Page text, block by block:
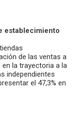
establecimiento
de las ventas a
la trayectoria a la
independientes
el 47,3% en